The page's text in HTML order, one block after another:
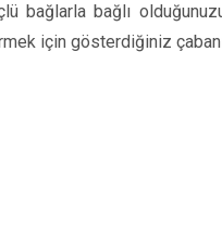
bağlarla bağlı
için gösterdiğiniz